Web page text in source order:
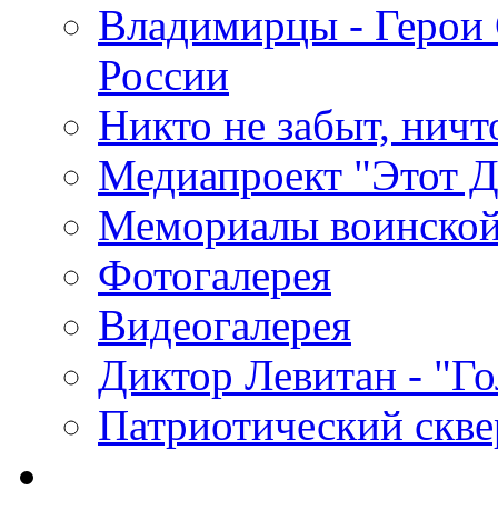
Владимирцы - Герои
России
Никто не забыт,
Медиапроект "Этот
Мемориалы
Фотогалерея
Видеогалерея
Диктор Левитан -
Патриотический